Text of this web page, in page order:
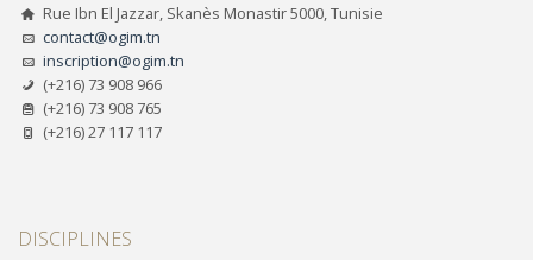
Rue Ibn El Jazzar, Skanès Monastir 5000, Tunisie
contact@ogim.tn
inscription@ogim.tn
(+216) 73 908 966
(+216) 73 908 765
(+216) 27 117 117
DISCIPLINES